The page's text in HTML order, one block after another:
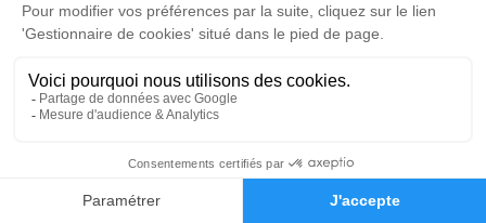
Faire-part Hommages
Je rends hommage
Cérémonie religieuse
Église Sainte - Marie de Gardanne
3 Bd Bontemps